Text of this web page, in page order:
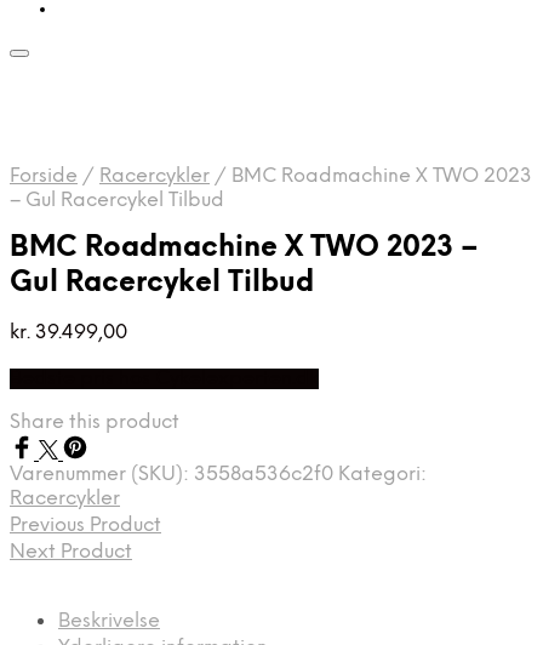
Forside / Racercykler / BMC Roadmachine X TWO 2023
– Gul Racercykel Tilbud
BMC Roadmachine X TWO 2023 –
Gul Racercykel Tilbud
kr. 39.499,00
Share this product
Varenummer (SKU): 3558a536c2f0 Kategori:
Racercykler
Previous Product
Next Product
Beskrivelse